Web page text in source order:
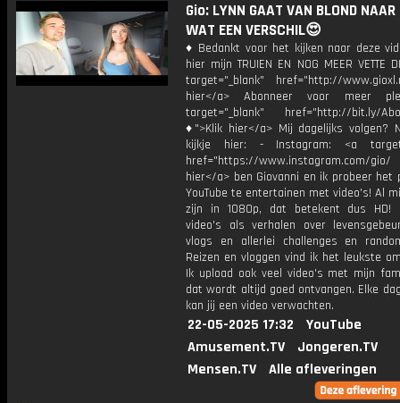
Gio: LYNN GAAT VAN BLOND NAAR
WAT EEN VERSCHIL😍
♦ Bedankt voor het kijken naar deze
hier mijn TRUIEN EN NOG MEER VETTE
target="_blank" href="http://
hier</a> Abonneer voor meer
target="_blank" href="http://bit.ly/
♦">Klik hier</a> Mij dagelijks volgen?
kijkje hier: - Instagram: <a
href="https://www.instagram.com/
hier</a> ben Giovanni en ik probeer het
YouTube te entertainen met video's! Al
zijn in 1080p, dat betekent dus HD!
video's als verhalen over
vlogs en allerlei challenges en
Reizen en vloggen vind ik het leukste
Ik upload ook veel video's met mijn
dat wordt altijd goed ontvangen. Elke
kan jij een video verwachten.
22-05-2025 17:32
YouTube
Amusement.TV
Jongeren.TV
Mensen.TV
Alle afleveringen